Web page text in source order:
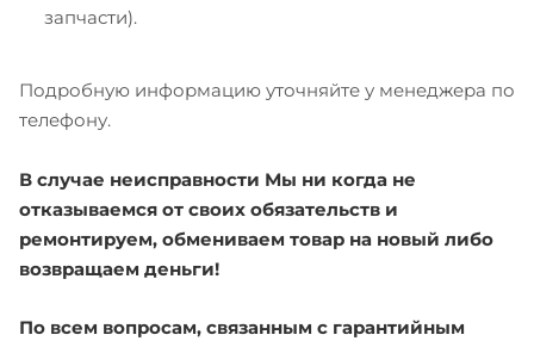
запчасти).
Подробную информацию уточняйте у менеджера по
телефону.
В случае неисправности Мы ни когда не
отказываемся от своих обязательств и
ремонтируем, обмениваем товар на новый либо
возвращаем деньги!
По всем вопросам, связанным с гарантийным